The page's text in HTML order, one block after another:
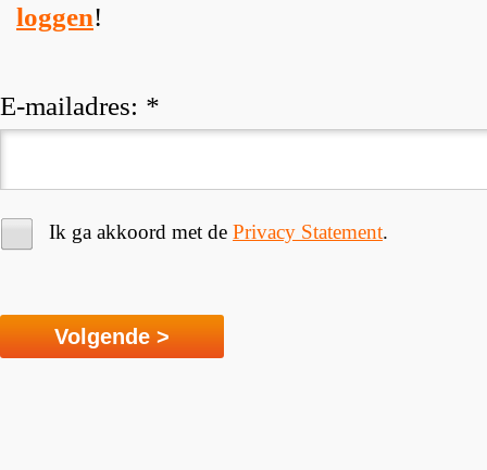
loggen!
E-mailadres: *
Ik ga akkoord met de Privacy Statement.